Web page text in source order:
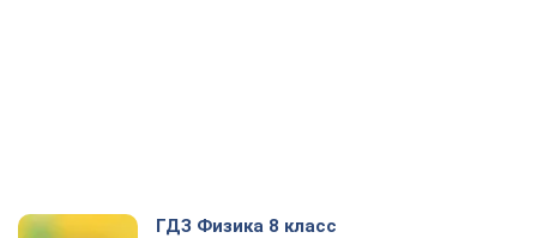
ГДЗ Физика 8 класс